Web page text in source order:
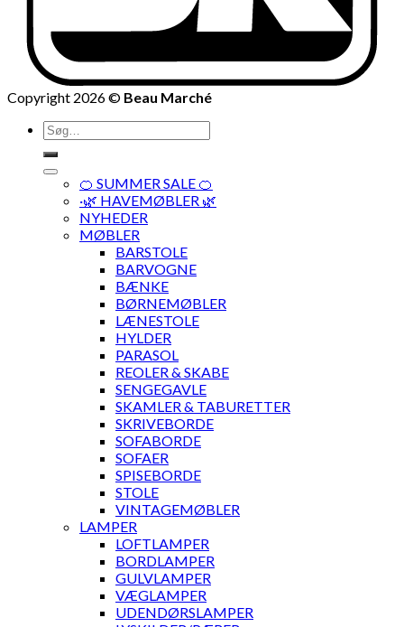
Copyright 2026 © Beau Marché
Søg
efter:
🍊 SUMMER SALE 🍊
·🌿 HAVEMØBLER 🌿
NYHEDER
MØBLER
BARSTOLE
BARVOGNE
BÆNKE
BØRNEMØBLER
LÆNESTOLE
HYLDER
PARASOL
REOLER & SKABE
SENGEGAVLE
SKAMLER & TABURETTER
SKRIVEBORDE
SOFABORDE
SOFAER
SPISEBORDE
STOLE
VINTAGEMØBLER
LAMPER
LOFTLAMPER
BORDLAMPER
GULVLAMPER
VÆGLAMPER
UDENDØRSLAMPER